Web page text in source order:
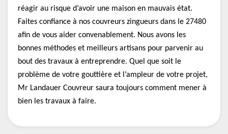
réagir au risque d’avoir une maison en mauvais état.
Faites confiance à nos couvreurs zingueurs dans le 27480
afin de vous aider convenablement. Nous avons les
bonnes méthodes et meilleurs artisans pour parvenir au
bout des travaux à entreprendre. Quel que soit le
problème de votre gouttière et l’ampleur de votre projet,
Mr Landauer Couvreur saura toujours comment mener à
bien les travaux à faire.